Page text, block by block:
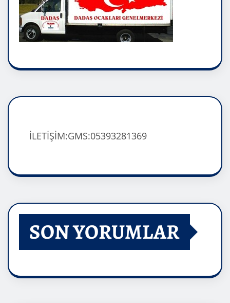
İLETİŞİM:GMS:05393281369
SON YORUMLAR